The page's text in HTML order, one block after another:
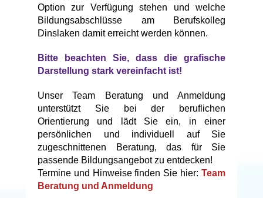
r
2
0
3
b
B
R
K
Option zur Verfügung stehen und welche
Bildungsabschlüsse am Berufskolleg
Dinslaken damit erreicht werden können.
Bitte beachten Sie, dass die grafische
Darstellung stark vereinfacht ist!
Unser Team Beratung und Anmeldung
unterstützt Sie bei der beruflichen
Orientierung und lädt Sie ein, in einer
persönlichen und individuell auf Sie
zugeschnittenen Beratung, das für Sie
passende Bildungsangebot zu entdecken!
Termine und Hinweise finden Sie hier: Team
Beratung und Anmeldung